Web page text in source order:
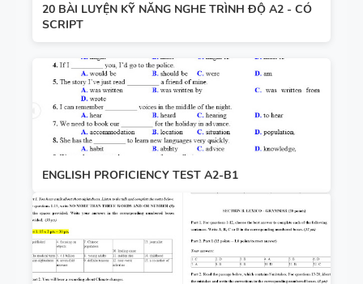
20 BÀI LUYỆN KỸ NĂNG NGHE TRÌNH ĐỘ A2 - CÓ
SCRIPT
ENGLISH PROFICIENCY TEST A2-B1